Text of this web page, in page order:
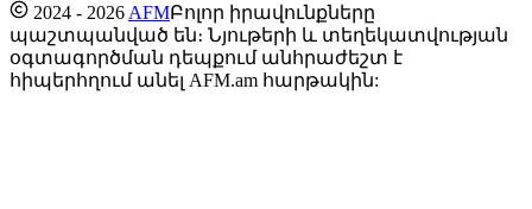
2024 - 2026 AFMԲոլոր իրավունքները
պաշտպանված են։ Նյութերի և տեղեկատվության
օգտագործման դեպքում անհրաժեշտ է
հիպերհղում անել AFM.am հարթակին: